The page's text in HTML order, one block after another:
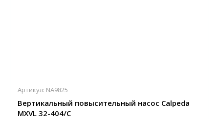
Артикул: NA9825
Вертикальный повысительный насос Calpeda
MXVL 32-404/C